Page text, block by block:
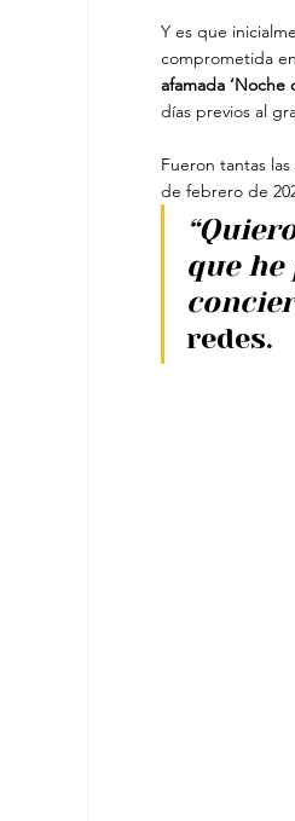
Y es que
comprometida
afamada ‘Noche
días previos al
Fueron tantas
de febrero de
que
redes.